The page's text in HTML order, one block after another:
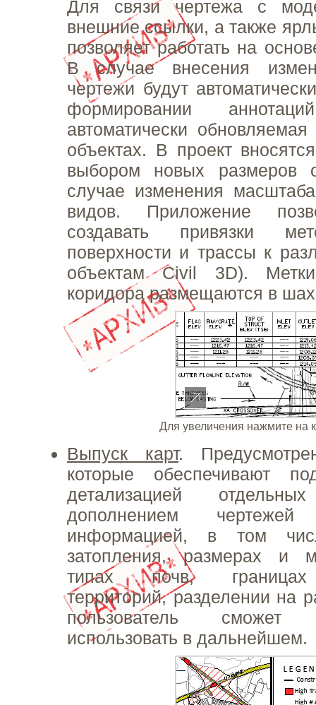
Для связи чертежа с
внешние ссылки, а также
позволяет работать на
В случае внесения
чертежи будут
формировании
автоматически
объектах. В проект
выбором новых размеров
случае изменения
видов. Приложение
создавать привязки
поверхности и трассы к
объектам Civil 3D).
коридора размещаются в
Для увеличения нажмите на
Выпуск карт.
которые обеспечивают
детализацией
дополнением чертежей
информацией, в том
затопления, размерах и
типах почв, границах
территорий, разделении на
пользователь
использовать в дальнейшем.